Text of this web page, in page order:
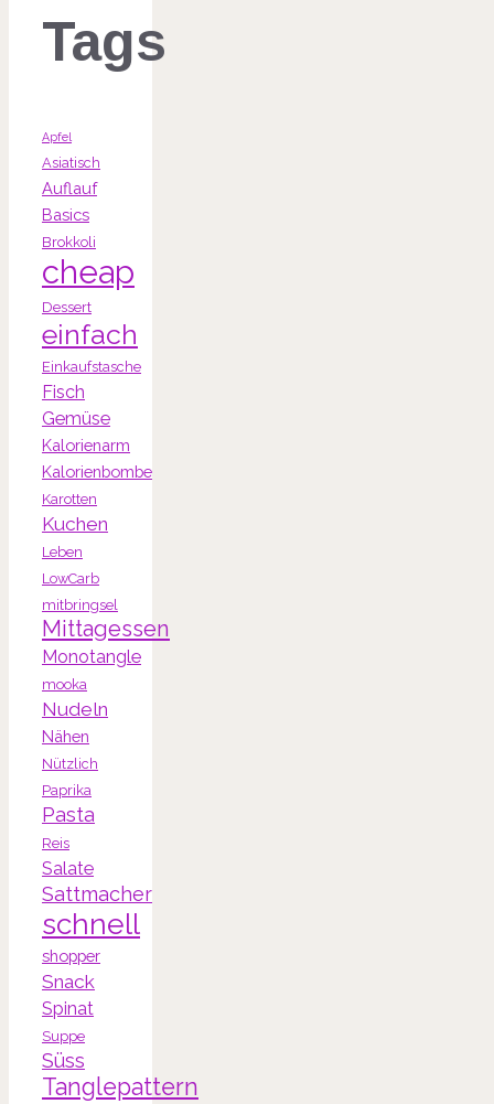
Tags
Apfel
Asiatisch
Auflauf
Basics
Brokkoli
cheap
Dessert
einfach
Einkaufstasche
Fisch
Gemüse
Kalorienarm
Kalorienbombe
Karotten
Kuchen
Leben
LowCarb
mitbringsel
Mittagessen
Monotangle
mooka
Nudeln
Nähen
Nützlich
Paprika
Pasta
Reis
Salate
Sattmacher
schnell
shopper
Snack
Spinat
Suppe
Süss
Tanglepattern